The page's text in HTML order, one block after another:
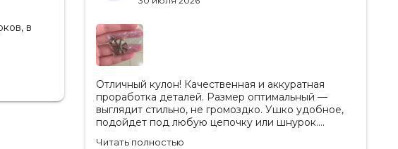
в
Отличный кулон! Качественная и аккуратная
проработка деталей. Размер оптимальный —
выглядит стильно, не громоздко. Ушко удобное,
подойдет под любую цепочку или шнурок.
Читать полностью